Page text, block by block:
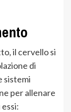
il cervello si
di
sistemi
per allenare